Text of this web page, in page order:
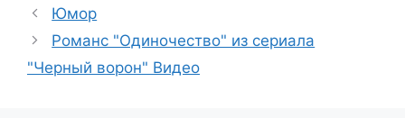
Юмор
Романс "Одиночество" из сериала
"Черный ворон" Видео